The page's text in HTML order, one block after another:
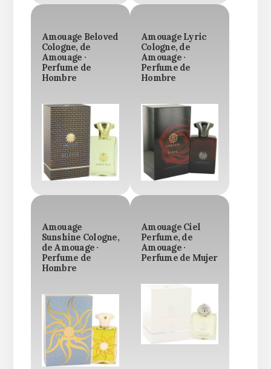
Amouage Beloved
Cologne, de
Amouage ·
Perfume de
Hombre
Amouage Lyric
Cologne, de
Amouage ·
Perfume de
Hombre
Amouage
Sunshine Cologne,
de Amouage ·
Perfume de
Hombre
Amouage Ciel
Perfume, de
Amouage ·
Perfume de Mujer